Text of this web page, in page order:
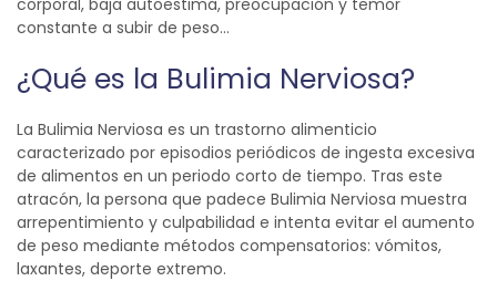
corporal, baja autoestima, preocupación y temor
constante a subir de peso…
¿Qué es la Bulimia Nerviosa?
La Bulimia Nerviosa es un trastorno alimenticio
caracterizado por episodios periódicos de ingesta excesiva
de alimentos en un periodo corto de tiempo. Tras este
atracón, la persona que padece Bulimia Nerviosa muestra
arrepentimiento y culpabilidad e intenta evitar el aumento
de peso mediante métodos compensatorios: vómitos,
laxantes, deporte extremo.